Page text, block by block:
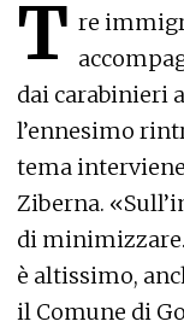
T re
dai carabinieri
l’ennesimo
tema
Ziberna.
di
è altissimo,
il Comune di